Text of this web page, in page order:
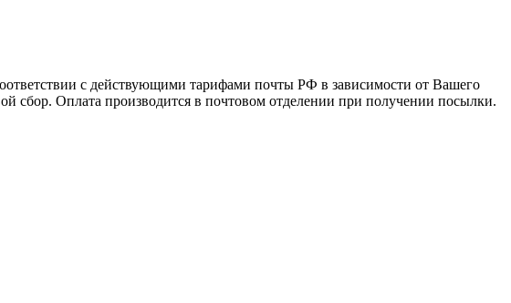
с действующими тарифами почты РФ в зависимости от Вашего
сбор. Оплата производится в почтовом отделении при получении посылки.